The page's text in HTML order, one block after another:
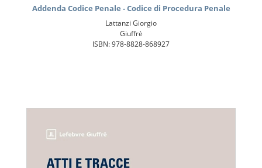
Addenda Codice Penale - Codice di Procedura Penale
Lattanzi Giorgio
Giuffrè
ISBN: 978-8828-868927